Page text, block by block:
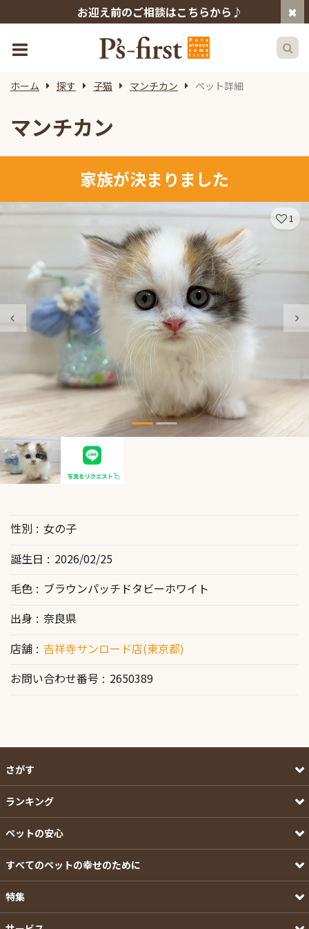
お迎え前のご相談はこちらから♪
ホーム 探す 子猫 マンチカン ペット詳細
マンチカン
家族が決まりました
1
性別
女の子
誕生日
2026/02/25
毛色
ブラウンパッチドタビーホワイト
出身
奈良県
店舗
吉祥寺サンロード店(東京都)
お問い合わせ番号
2650389
さがす
ランキング
ペットの安心
すべてのペットの幸せのために
特集